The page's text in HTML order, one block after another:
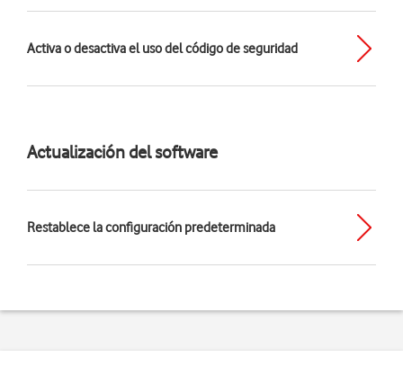
Activa o desactiva el uso del código de seguridad
Actualización del software
Restablece la configuración predeterminada